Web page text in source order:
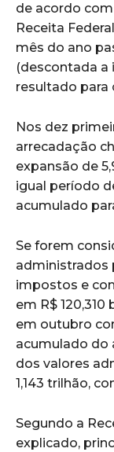
de acordo
Receita
mês do ano
(descontada a
resultado para
Nos dez
arrecadação
expansão de
igual período
acumulado
Se forem
administrados
impostos e
em R$
em outubro
acumulado do
dos valores
1,143 trilhão,
Segundo a
explicado,